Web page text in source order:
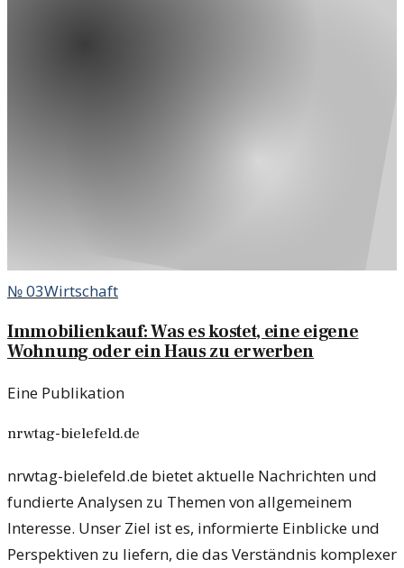
№03Wirtschaft
Immobilienkauf: Was es kostet, eine eigene
Wohnung oder ein Haus zu erwerben
Eine Publikation
nrwtag-bielefeld.de
nrwtag-bielefeld.de bietet aktuelle Nachrichten und
fundierte Analysen zu Themen von allgemeinem
Interesse. Unser Ziel ist es, informierte Einblicke und
Perspektiven zu liefern, die das Verständnis komplexer